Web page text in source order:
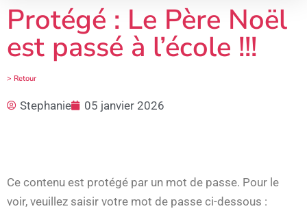
Protégé : Le Père Noël
est passé à l’école !!!
> Retour
Stephanie 05 janvier 2026
Ce contenu est protégé par un mot de passe. Pour le
voir, veuillez saisir votre mot de passe ci-dessous :